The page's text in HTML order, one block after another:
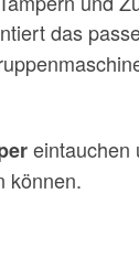
das
eintauchen
können.